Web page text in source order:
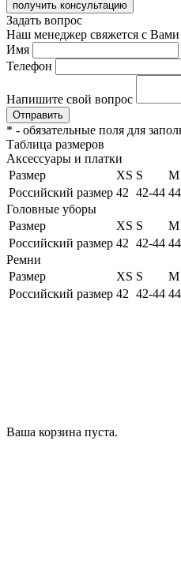
получить консультацию
Задать вопрос
Наш менеджер свяжется с
Имя
Телефон
Напишите свой вопрос
Отправить
* - обязательные поля для
Таблица размеров
Аксессуары и платки
Размер
XS S M
Российский размер 42 42-44
Головные уборы
Размер
XS S M
Российский размер 42 42-44
Ремни
Размер
XS S M
Российский размер 42 42-44
Ваша корзина пуста.